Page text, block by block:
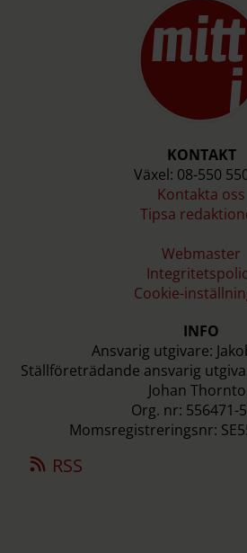
KONTAKT
Växel: 08-550
Kontakta oss
Tipsa
Webmaster
Cookie-
INFO
Ansvarig utgivare:
Ställföreträdande ansvarig
Johan
Org. nr: 556471-
Momsregistreringsnr:
RSS